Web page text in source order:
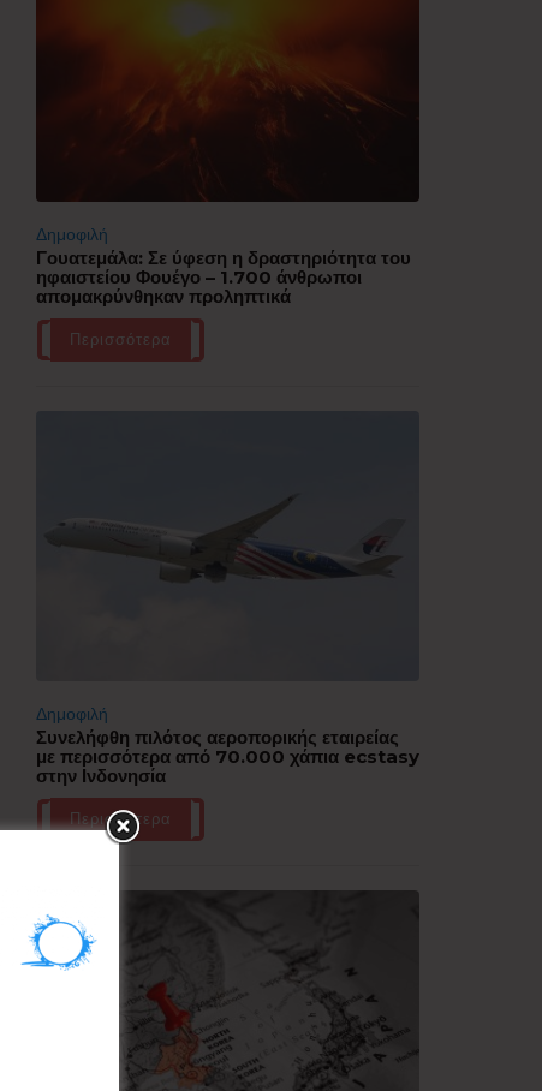
Δημοφιλή
Γουατεμάλα: Σε ύφεση η δραστηριότητα του
ηφαιστείου Φουέγο – 1.700 άνθρωποι
απομακρύνθηκαν προληπτικά
Περισσότερα
Δημοφιλή
Συνελήφθη πιλότος αεροπορικής εταιρείας
με περισσότερα από 70.000 χάπια ecstasy
στην Ινδονησία
Περισσότερα